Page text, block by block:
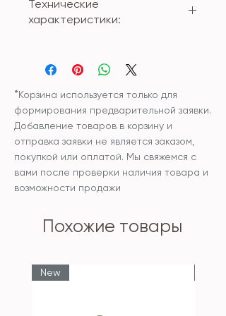
Технические
характеристики:
Размер:
Диспенсер высокий -
18,5*7*7см (170ml)
Диспенсер низкий - 15*8*8см
(220ml)
Стакан 12*8*8см
Органайзер для хранения
ватных дисков и палочек -
12,5*8*8см
Диффузор - 7*7*7см (50ml)
Поднос - 30*20*3см
Бокс для салфеток -
25*13,5*9см
*Корзина используется только для
формирования предварительной заявки.
Добавление товаров в корзину и
отправка заявки не является заказом,
покупкой или оплатой. Мы свяжемся с
вами после проверки наличия товара и
возможности продажи
Похожие товары
New